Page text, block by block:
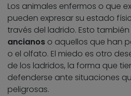
Los animales enfermos o que
pueden expresar su estado
través del ladrido. Esto
ancianos o aquellos que han
o el olfato. El miedo es otro
de los ladridos, la forma que
defenderse ante situaciones
peligrosas.